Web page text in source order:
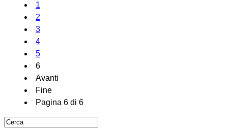
1
2
3
4
5
6
Avanti
Fine
Pagina 6 di 6